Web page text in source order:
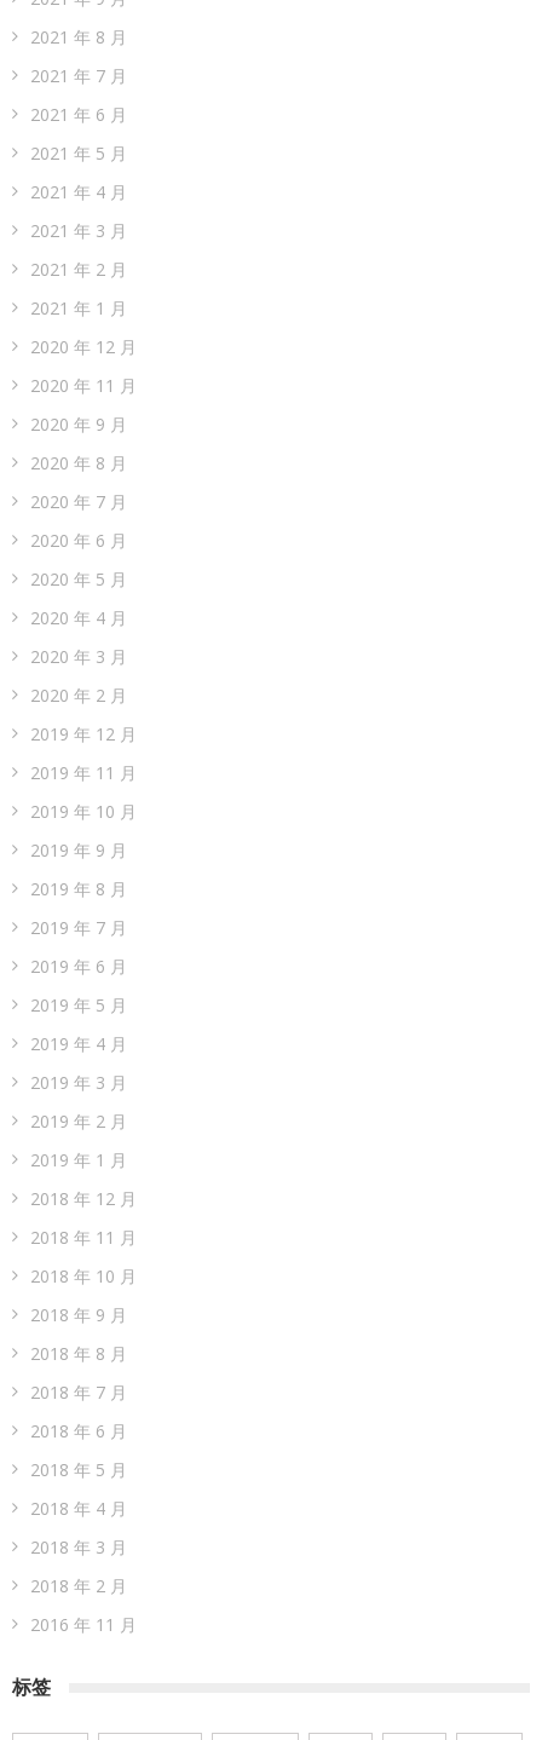
2021 年 8 月
2021 年 7 月
2021 年 6 月
2021 年 5 月
2021 年 4 月
2021 年 3 月
2021 年 2 月
2021 年 1 月
2020 年 12 月
2020 年 11 月
2020 年 9 月
2020 年 8 月
2020 年 7 月
2020 年 6 月
2020 年 5 月
2020 年 4 月
2020 年 3 月
2020 年 2 月
2019 年 12 月
2019 年 11 月
2019 年 10 月
2019 年 9 月
2019 年 8 月
2019 年 7 月
2019 年 6 月
2019 年 5 月
2019 年 4 月
2019 年 3 月
2019 年 2 月
2019 年 1 月
2018 年 12 月
2018 年 11 月
2018 年 10 月
2018 年 9 月
2018 年 8 月
2018 年 7 月
2018 年 6 月
2018 年 5 月
2018 年 4 月
2018 年 3 月
2018 年 2 月
2016 年 11 月
标签